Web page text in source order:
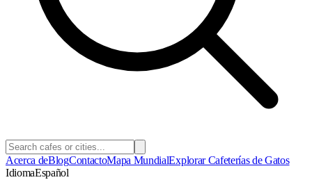
Acerca deBlogContactoMapa MundialExplorar Cafeterías de Gatos
IdiomaEspañol